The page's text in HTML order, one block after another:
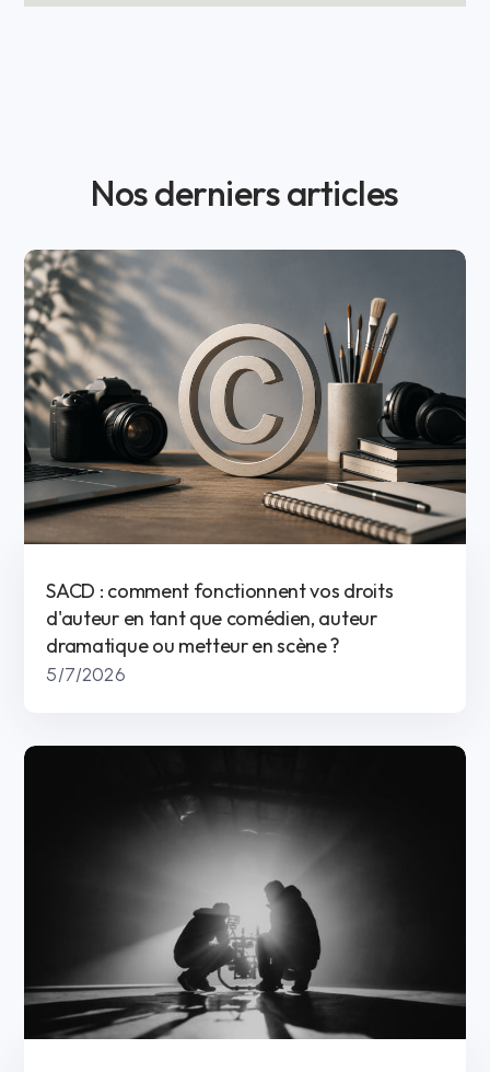
Nos derniers articles
SACD : comment fonctionnent vos droits
d'auteur en tant que comédien, auteur
dramatique ou metteur en scène ?
5/7/2026